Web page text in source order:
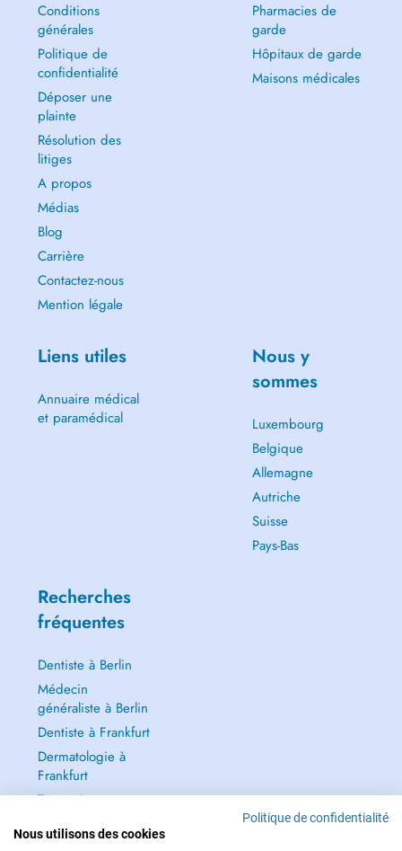
Conditions
générales
Politique de
confidentialité
Déposer une
plainte
Résolution des
litiges
A propos
Médias
Blog
Carrière
Contactez-nous
Mention légale
Pharmacies de
garde
Hôpitaux de garde
Maisons médicales
Liens utiles
Annuaire médical
et paramédical
Nous y
sommes
Luxembourg
Belgique
Allemagne
Autriche
Suisse
Pays-Bas
Recherches
fréquentes
Dentiste à Berlin
Médecin
généraliste à Berlin
Dentiste à Frankfurt
Dermatologie à
Frankfurt
Tout voir →
Politique de confidentialité
Nous utilisons des cookies